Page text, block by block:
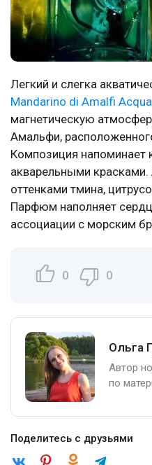
Легкий и слегка
Mandarino di Amalfi Acqua
магнетическую
Амальфи,
Композиция напоминает
акварельными
оттенками тмина,
Парфюм наполняет
ассоциации с морским
0 0
Ольга
Автор
по
Поделитесь с друзьями